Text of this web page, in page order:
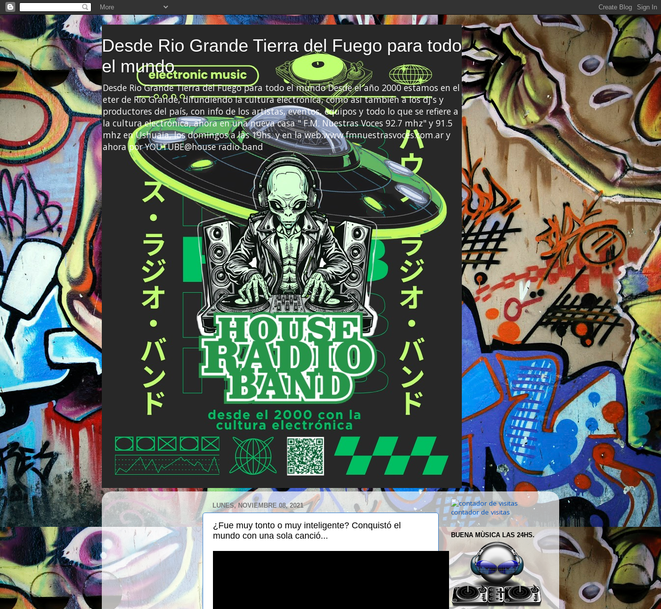
Desde Rio Grande Tierra del Fuego para todo
el mundo
Desde Rio Grande Tierra del Fuego para todo el mundo Desde el año 2000 estamos en el
eter de Río Grande, difundiendo la cultura electrónica, como así también a los dj's y
productores del país, con info de los artistas, eventos, equipos y todo lo que se refiere a
la cultura electrónica, ahora en una nueva casa " F.M. Nuestras Voces 92.7 mhz" y 91.5
mhz en Ushuaia, los domingos a las 19hs. y en la web:www.fmnuestrasvoces.com.ar y
ahora por YOUTUBE@house radio band
LUNES, NOVIEMBRE 08, 2021
¿Fue muy tonto o muy inteligente? Conquistó el
mundo con una sola canció...
contador de visitas
BUENA MÙSICA LAS 24HS.